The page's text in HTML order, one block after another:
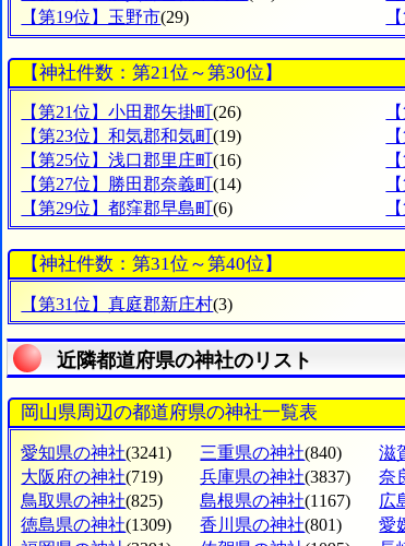
【第19位】玉野市(29)
【神社件数：第21位～第30位】
【第21位】小田郡矢掛町(26)
【第23位】和気郡和気町(19)
【第25位】浅口郡里庄町(16)
【第27位】勝田郡奈義町(14)
【第29位】都窪郡早島町(6)
【神社件数：第31位～第40位】
【第31位】真庭郡新庄村(3)
近隣都道府県の神社のリスト
岡山県周辺の都道府県の神社一覧表
愛知県の神社(3241) 三重県の神社(840) 滋
大阪府の神社(719) 兵庫県の神社(3837) 奈
鳥取県の神社(825) 島根県の神社(1167) 広
徳島県の神社(1309) 香川県の神社(801) 愛